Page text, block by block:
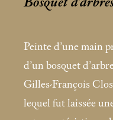
Peinte d’une main
d’un bosquet
Gilles-François
lequel fut laissée